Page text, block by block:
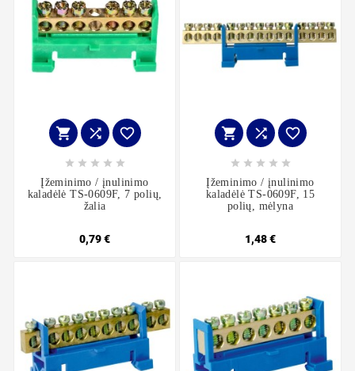
  
    
Įžeminimo / įnulinimo
kaladėlė TS-0609F, 7 polių,
žalia
0,79 €
  
    
Įžeminimo / įnulinimo
kaladėlė TS-0609F, 15
polių, mėlyna
1,48 €